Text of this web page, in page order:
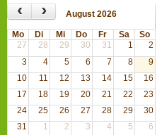
‹ › August 2026
Mo Di Mi Do Fr Sa
So
27
28 29 30 31 1
2
3
4 5 6 7 8
9
10
11 12 13 14 15
16
17
18 19 20 21 22
23
24
25 26 27 28 29
30
31
1 2 3 4 5 6